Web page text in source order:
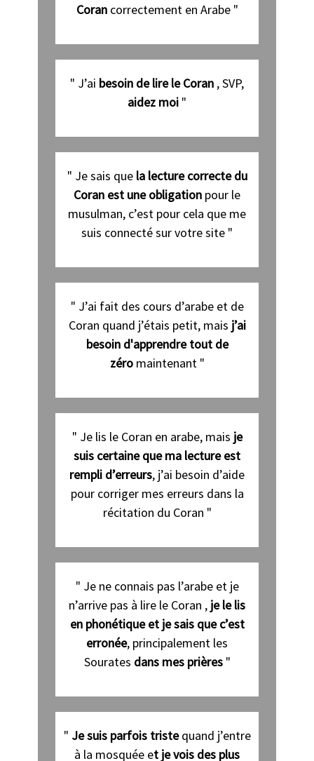
Corancorrectement en Arabe "
" J’ai besoin de lire le Coran , SVP,
aidez moi "
" Je sais que la lecture correcte du
Coran est une obligation pour le
musulman, c’est pour cela que me
suis connecté sur votre site "
" J’ai fait des cours d’arabe et de
Coran quand j’étais petit, mais j’ai
besoin d'apprendre tout de
zéro maintenant "
" Je lis le Coran en arabe, mais je
suis certaine que ma lecture est
rempli d’erreurs, j’ai besoin d’aide
pour corriger mes erreurs dans la
récitation du Coran "
" Je ne connais pas l’arabe et je
n’arrive pas à lire le Coran , je le lis
en phonétique et je sais que c’est
erronée, principalement les
Sourates dans mes prières"
" Je suis parfois tristequand j’entre
à la mosquée et je vois des plus